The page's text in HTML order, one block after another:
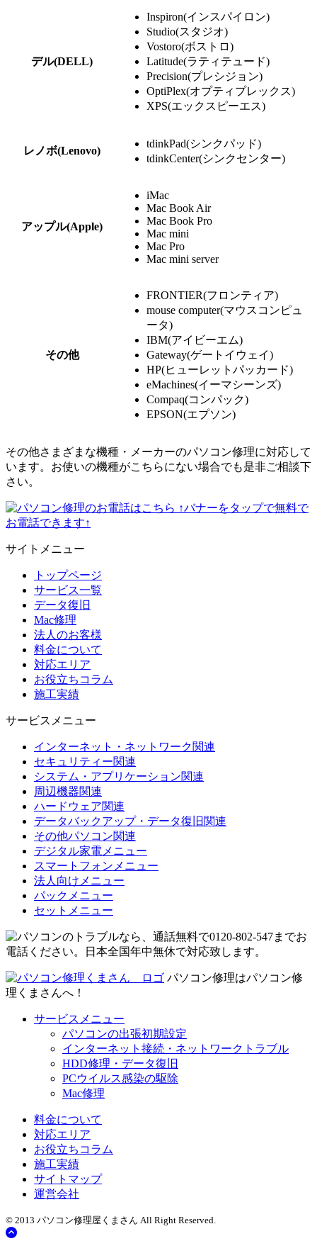
デル(DELL)
Inspiron(インスパイロン)
Studio(スタジオ)
Vostoro(ボストロ)
Latitude(ラティテュード)
Precision(プレシジョン)
OptiPlex(オプティプレックス)
XPS(エックスピーエス)
レノボ(Lenovo)
tdinkPad(シンクパッド)
tdinkCenter(シンクセンター)
アップル(Apple)
iMac
Mac Book Air
Mac Book Pro
Mac mini
Mac Pro
Mac mini server
その他
FRONTIER(フロンティア)
mouse computer(マウスコンピュ
ータ)
IBM(アイビーエム)
Gateway(ゲートイウェイ)
HP(ヒューレットパッカード)
eMachines(イーマシーンズ)
Compaq(コンパック)
EPSON(エプソン)
その他さまざまな機種・メーカーのパソコン修理に対応して
います。お使いの機種がこちらにない場合でも是非ご相談下
さい。
↑バナーをタップで無料で
お電話できます↑
サイトメニュー
トップページ
サービス一覧
データ復旧
Mac修理
法人のお客様
料金について
対応エリア
お役立ちコラム
施工実績
サービスメニュー
インターネット・ネットワーク関連
セキュリティー関連
システム・アプリケーション関連
周辺機器関連
ハードウェア関連
データバックアップ・データ復旧関連
その他パソコン関連
デジタル家電メニュー
スマートフォンメニュー
法人向けメニュー
パックメニュー
セットメニュー
パソコン修理はパソコン修
理くまさんへ！
サービスメニュー
パソコンの出張初期設定
インターネット接続・ネットワークトラブル
HDD修理・データ復旧
PCウイルス感染の駆除
Mac修理
料金について
対応エリア
お役立ちコラム
施工実績
サイトマップ
運営会社
© 2013 パソコン修理屋くまさん All Right Reserved.